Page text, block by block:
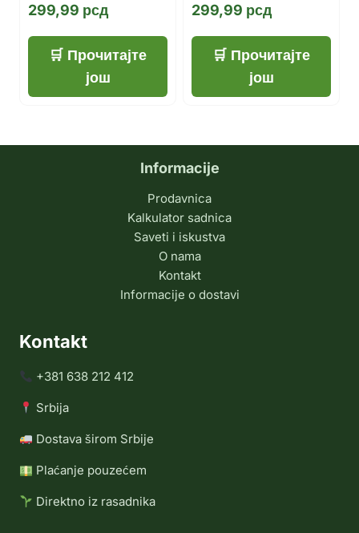
299,99 рсд
Прочитајте
још
299,99 рсд
Прочитајте
још
Informacije
Prodavnica
Kalkulator sadnica
Saveti i iskustva
O nama
Kontakt
Informacije o dostavi
Kontakt
+381 638 212 412
Srbija
Dostava širom Srbije
Plaćanje pouzećem
Direktno iz rasadnika